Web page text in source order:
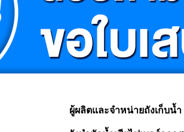
ผู้ผลิตและจำหน่ายถังเก็บน้ำ